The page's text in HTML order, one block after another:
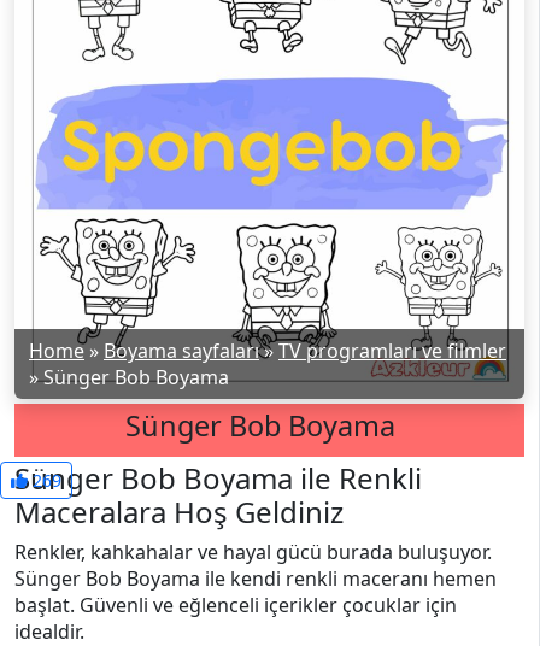
Home» Boyama sayfaları»TV programları ve filmler
»Sünger Bob Boyama
Sünger Bob Boyama
269
Sünger Bob Boyama ile Renkli
Maceralara Hoş Geldiniz
Renkler, kahkahalar ve hayal gücü burada buluşuyor.
Sünger Bob Boyama ile kendi renkli maceranı hemen
başlat. Güvenli ve eğlenceli içerikler çocuklar için
idealdir.